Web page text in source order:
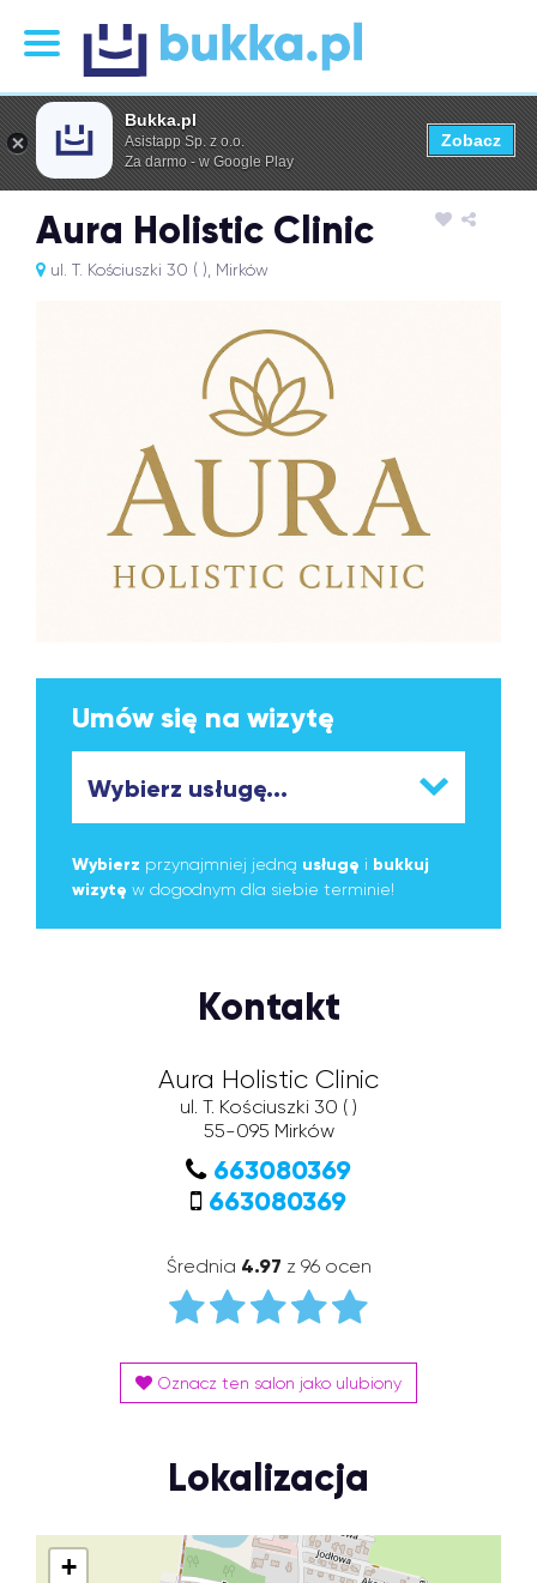
Aura Holistic Clinic
ul. T. Kościuszki 30 ( ), Mirków
Umów się na wizytę
Wybierz przynajmniej jedną usługę i bukkuj
wizytę w dogodnym dla siebie terminie!
Kontakt
Aura Holistic Clinic
ul. T. Kościuszki 30 ( )
55-095 Mirków
663080369
663080369
Średnia 4.97 z 96 ocen
Oznacz ten salon jako ulubiony
Lokalizacja
+
Bukka.pl
Asistapp Sp. z o.o.
Za darmo - w Google Play
Zobacz